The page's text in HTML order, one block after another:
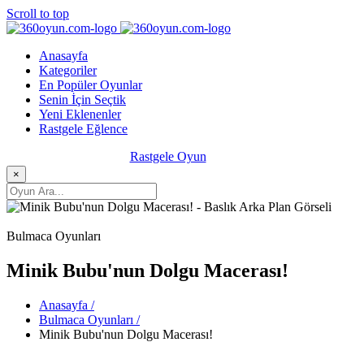
Scroll to top
Anasayfa
Kategoriler
En Popüler Oyunlar
Senin İçin Seçtik
Yeni Eklenenler
Rastgele Eğlence
Rastgele Oyun
×
Bulmaca Oyunları
Minik Bubu'nun Dolgu Macerası!
Anasayfa /
Bulmaca Oyunları /
Minik Bubu'nun Dolgu Macerası!